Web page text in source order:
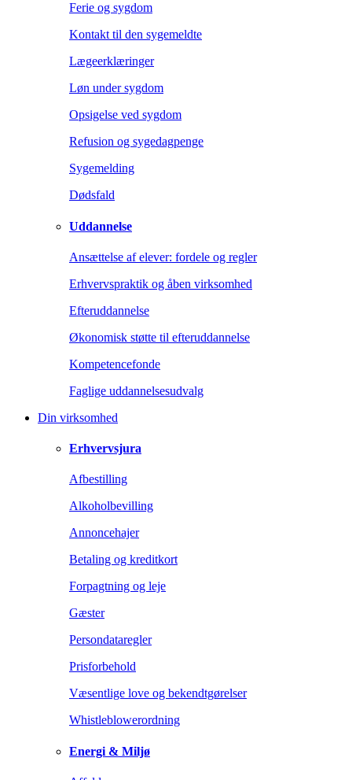
Ferie og sygdom
Kontakt til den sygemeldte
Lægeerklæringer
Løn under sygdom
Opsigelse ved sygdom
Refusion og sygedagpenge
Sygemelding
Dødsfald
Uddannelse
Ansættelse af elever: fordele og regler
Erhvervspraktik og åben virksomhed
Efteruddannelse
Økonomisk støtte til efteruddannelse
Kompetencefonde
Faglige uddannelsesudvalg
Din virksomhed
Erhvervsjura
Afbestilling
Alkoholbevilling
Annoncehajer
Betaling og kreditkort
Forpagtning og leje
Gæster
Persondataregler
Prisforbehold
Væsentlige love og bekendtgørelser
Whistleblowerordning
Energi & Miljø